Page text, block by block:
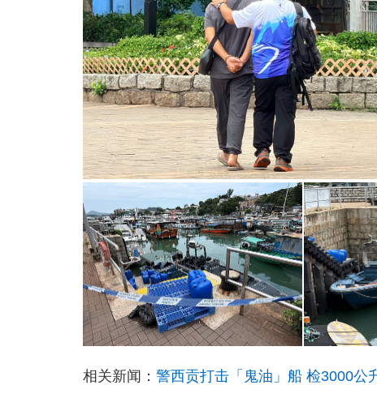
相关新闻： 警西贡打击「鬼油」船 检3000公